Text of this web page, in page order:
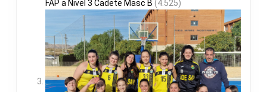
FAP a Nivel 3 Cadete Masc B (4.525)